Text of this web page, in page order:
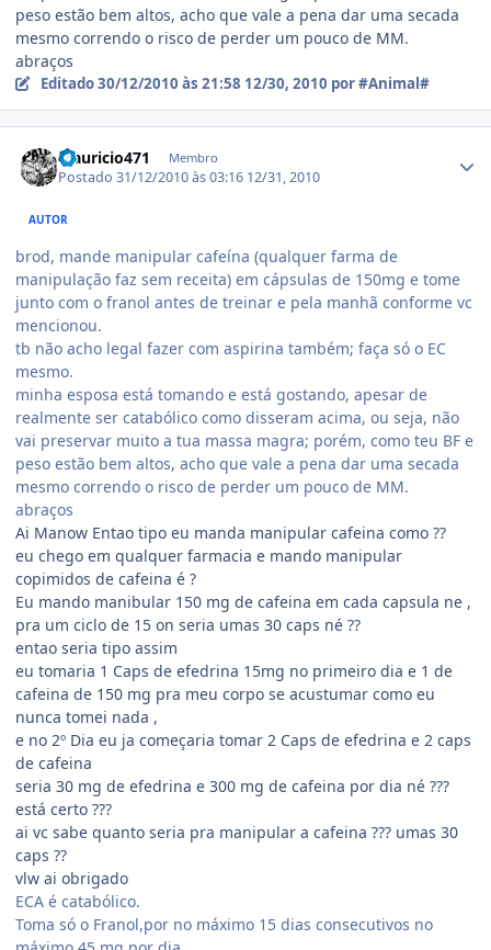
peso estão bem altos, acho que vale a pena dar uma secada
mesmo correndo o risco de perder um pouco de MM.
abraços
Editado30/12/2010 às 21:58 12/30, 2010 por #Animal#
Mauricio471 Membro
Postado31/12/2010 às 03:16 12/31, 2010
AUTOR
brod, mande manipular cafeína (qualquer farma de
manipulação faz sem receita) em cápsulas de 150mg e tome
junto com o franol antes de treinar e pela manhã conforme vc
mencionou.
tb não acho legal fazer com aspirina também; faça só o EC
mesmo.
minha esposa está tomando e está gostando, apesar de
realmente ser catabólico como disseram acima, ou seja, não
vai preservar muito a tua massa magra; porém, como teu BF e
peso estão bem altos, acho que vale a pena dar uma secada
mesmo correndo o risco de perder um pouco de MM.
abraços
Ai Manow Entao tipo eu manda manipular cafeina como ??
eu chego em qualquer farmacia e mando manipular
copimidos de cafeina é ?
Eu mando manibular 150 mg de cafeina em cada capsula ne ,
pra um ciclo de 15 on seria umas 30 caps né ??
entao seria tipo assim
eu tomaria 1 Caps de efedrina 15mg no primeiro dia e 1 de
cafeina de 150 mg pra meu corpo se acustumar como eu
nunca tomei nada ,
e no 2º Dia eu ja começaria tomar 2 Caps de efedrina e 2 caps
de cafeina
seria 30 mg de efedrina e 300 mg de cafeina por dia né ???
está certo ???
ai vc sabe quanto seria pra manipular a cafeina ??? umas 30
caps ??
vlw ai obrigado
ECA é catabólico.
Toma só o Franol,por no máximo 15 dias consecutivos no